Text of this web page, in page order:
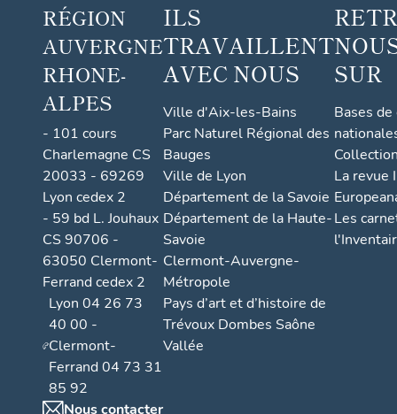
RÉGION
AUVERGNE
RHONE-
ALPES
- 101 cours
Charlemagne CS
20033 - 69269
Lyon cedex 2
- 59 bd L. Jouhaux
CS 90706 -
63050 Clermont-
Ferrand cedex 2
Lyon 04 26 73
40 00 -
Clermont-
Ferrand 04 73 31
85 92
Nous contacter
ILS
TRAVAILLENT
AVEC NOUS
Ville d'Aix-les-Bains
Parc Naturel Régional des
Bauges
Ville de Lyon
Département de la Savoie
Département de la Haute-
Savoie
Clermont-Auvergne-
Métropole
Pays d’art et d’histoire de
Trévoux Dombes Saône
Vallée
SUR
Bases
La revue
Les